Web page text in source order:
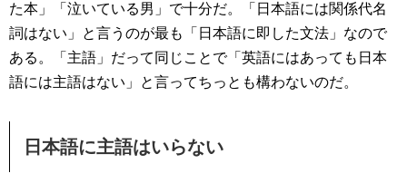
た本」「泣いている男」で十分だ。「日本語には関係代名
詞はない」と言うのが最も「日本語に即した文法」なので
ある。「主語」だって同じことで「英語にはあっても日本
語には主語はない」と言ってちっとも構わないのだ。
日本語に主語はいらない